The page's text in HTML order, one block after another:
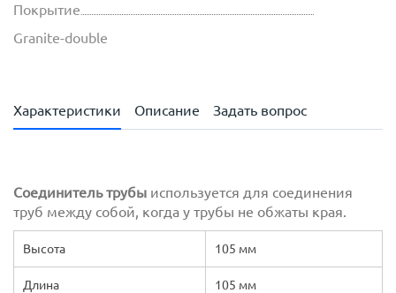
Покрытие
Granite-double
Характеристики Описание Задать вопрос
Соединитель трубы используется для соединения
труб между собой, когда у трубы не обжаты края.
Высота 105 мм
Длина 105 мм